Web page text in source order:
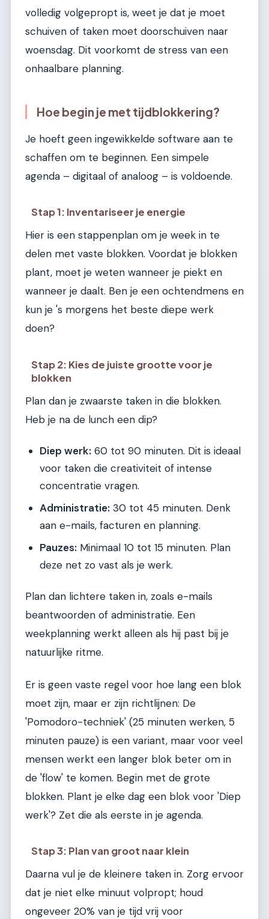
volledig volgepropt is, weet je dat je moet
schuiven of taken moet doorschuiven naar
woensdag. Dit voorkomt de stress van een
onhaalbare planning.
Hoe begin je met tijdblokkering?
Je hoeft geen ingewikkelde software aan te
schaffen om te beginnen. Een simpele
agenda – digitaal of analoog – is voldoende.
Stap 1: Inventariseer je energie
Hier is een stappenplan om je week in te
delen met vaste blokken. Voordat je blokken
plant, moet je weten wanneer je piekt en
wanneer je daalt. Ben je een ochtendmens en
kun je 's morgens het beste diepe werk
doen?
Stap 2: Kies de juiste grootte voor je
blokken
Plan dan je zwaarste taken in die blokken.
Heb je na de lunch een dip?
Diep werk: 60 tot 90 minuten. Dit is ideaal
voor taken die creativiteit of intense
concentratie vragen.
Administratie: 30 tot 45 minuten. Denk
aan e-mails, facturen en planning.
Pauzes: Minimaal 10 tot 15 minuten. Plan
deze net zo vast als je werk.
Plan dan lichtere taken in, zoals e-mails
beantwoorden of administratie. Een
weekplanning werkt alleen als hij past bij je
natuurlijke ritme.
Er is geen vaste regel voor hoe lang een blok
moet zijn, maar er zijn richtlijnen: De
'Pomodoro-techniek' (25 minuten werken, 5
minuten pauze) is een variant, maar voor veel
mensen werkt een langer blok beter om in
de 'flow' te komen. Begin met de grote
blokken. Plant je elke dag een blok voor 'Diep
werk'? Zet die als eerste in je agenda.
Stap 3: Plan van groot naar klein
Daarna vul je de kleinere taken in. Zorg ervoor
dat je niet elke minuut volpropt; houd
ongeveer 20% van je tijd vrij voor